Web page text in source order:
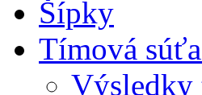
Šípky
Tímová
Výsledky